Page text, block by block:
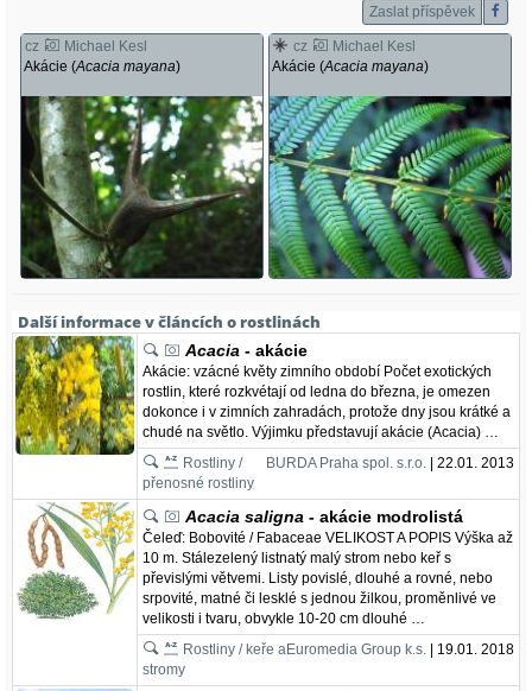
Zaslat příspěvek
cz
Michael Kesl
Akácie (Acacia mayana)
cz
Michael Kesl
Akácie (Acacia mayana)
Další informace v článcích o rostlinách
Acacia - akácie
Akácie: vzácné květy zimního období Počet exotických
rostlin, které rozkvétají od ledna do března, je omezen
dokonce i v zimních zahradách, protože dny jsou krátké a
chudé na světlo. Výjimku představují akácie (Acacia) …
BURDA Praha spol. s.r.o. | 22.01. 2013
Rostliny /
přenosné rostliny
Acacia saligna - akácie modrolistá
Čeleď: Bobovité / Fabaceae VELIKOST A POPIS Výška až
10 m. Stálezelený listnatý malý strom nebo keř s
převislými větvemi. Listy povislé, dlouhé a rovné, nebo
srpovité, matné či lesklé s jednou žilkou, proměnlivé ve
velikosti i tvaru, obvykle 10-20 cm dlouhé …
Euromedia Group k.s. | 19.01. 2018
Rostliny / keře a
stromy